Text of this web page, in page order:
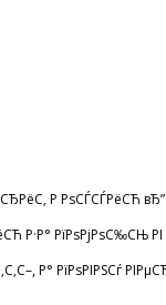
Р РѕСЃСЃРёСЋ вЂ”
Р·Р° РїРѕРјРѕС‰СЊ
Р° РїРѕРІРЅСѓ